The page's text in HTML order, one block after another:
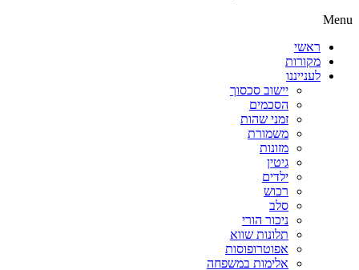
Menu
ראשי
מקורות
לענייננו
יישוב סכסוך
הסכמים
זמני שהות
משמורת
מזונות
גיטין
ילדים
רכוש
סלב
ניכור הורי
תלונות שווא
אפוטרופוסות
אלימות במשפחה